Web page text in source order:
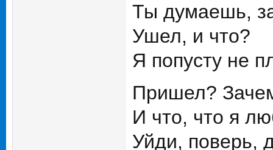
Ты думаешь,
Ушел, и что?
Я попусту не
Пришел?
И что, что я
Уйди, поверь,